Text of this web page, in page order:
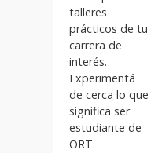
talleres
prácticos de tu
carrera de
interés.
Experimentá
de cerca lo que
significa ser
estudiante de
ORT.